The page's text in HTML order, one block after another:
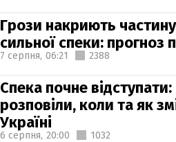
Грози накриють
сильної спеки: прогноз
7 серпня, 06:21 2388
Спека почне
розповіли, коли та як
Україні
6 серпня, 20:00 1032